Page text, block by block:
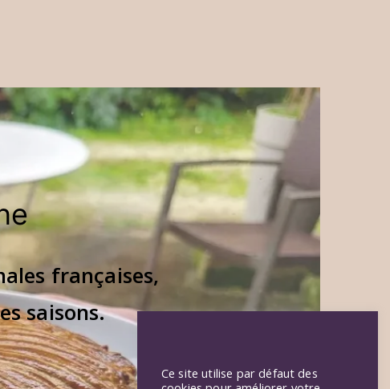
françaises,
saisons.
Ce site utilise par défaut des